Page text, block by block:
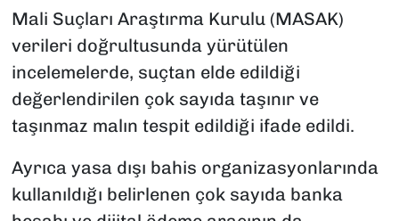
Mali Suçları Araştırma Kurulu (MASAK)
verileri doğrultusunda yürütülen
incelemelerde, suçtan elde edildiği
değerlendirilen çok sayıda taşınır ve
taşınmaz malın tespit edildiği ifade edildi.
Ayrıca yasa dışı bahis organizasyonlarında
kullanıldığı belirlenen çok sayıda banka